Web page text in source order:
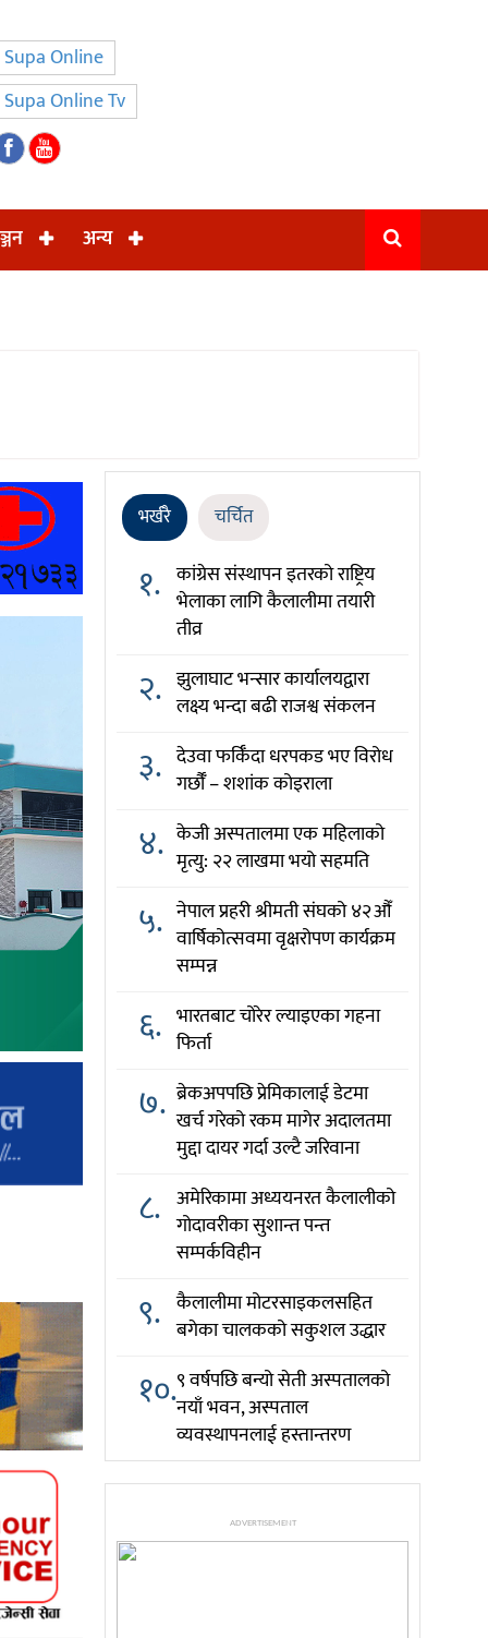
Supa Online
Supa Online Tv
अन्य
भर्खरै चर्चित
१. कांग्रेस संस्थापन इतरको राष्ट्रिय
भेलाका लागि कैलालीमा तयारी
तीव्र
२. झुलाघाट भन्सार कार्यालयद्वारा
लक्ष्य भन्दा बढी राजश्व संकलन
३. देउवा फर्किँदा धरपकड भए विरोध
गर्छौँं – शशांक कोइराला
४. केजी अस्पतालमा एक महिलाको
मृत्यु: २२ लाखमा भयो सहमति
५. नेपाल प्रहरी श्रीमती संघको ४२औँ
वार्षिकोत्सवमा वृक्षरोपण कार्यक्रम
सम्पन्न
६. भारतबाट चोरेर ल्याइएका गहना
फिर्ता
७. ब्रेकअपपछि प्रेमिकालाई डेटमा
खर्च गरेको रकम मागेर अदालतमा
मुद्दा दायर गर्दा उल्टै जरिवाना
८. अमेरिकामा अध्ययनरत कैलालीको
गोदावरीका सुशान्त पन्त
सम्पर्कविहीन
९. कैलालीमा मोटरसाइकलसहित
बगेका चालकको सकुशल उद्धार
१०.९ वर्षपछि बन्यो सेती अस्पतालको
नयाँ भवन, अस्पताल
व्यवस्थापनलाई हस्तान्तरण
ADVERTISEMENT